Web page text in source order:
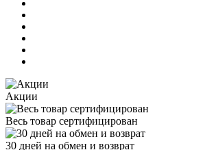
Акции
Весь товар сертифицирован
30 дней на обмен и возврат